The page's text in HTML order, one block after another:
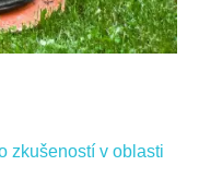
zkušeností v oblasti